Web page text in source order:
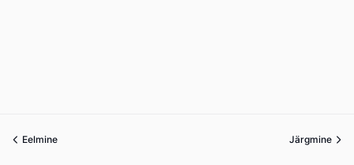
Eelmine Järgmine